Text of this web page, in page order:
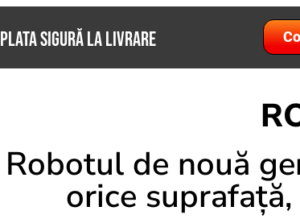
PLATA SIGURĂ LA LIVRARE
Robotul de nouă
orice